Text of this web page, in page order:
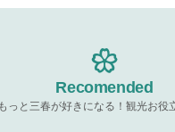
Recomended
もっと三春が好きになる！観光お役